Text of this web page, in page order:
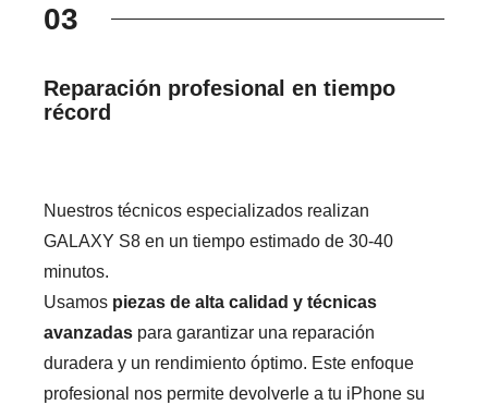
03
Reparación profesional en tiempo
récord
Nuestros técnicos especializados realizan
GALAXY S8 en un tiempo estimado de 30-40
minutos.
Usamos piezas de alta calidad y técnicas
avanzadas para garantizar una reparación
duradera y un rendimiento óptimo. Este enfoque
profesional nos permite devolverle a tu iPhone su